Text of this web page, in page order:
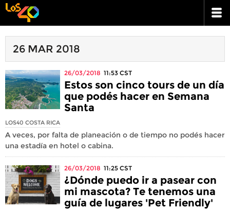
26 MAR 2018
26/03/2018 11:53 CST
Estos son cinco tours de un día
que podés hacer en Semana
Santa
LOS40 COSTA RICA
A veces, por falta de planeación o de tiempo no podés hacer
una estadía en hotel o cabina.
26/03/2018 11:25 CST
¿Dónde puedo ir a pasear con
mi mascota? Te tenemos una
guía de lugares 'Pet Friendly'